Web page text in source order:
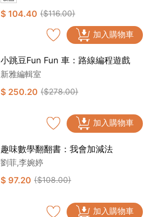
$ 104.40 ($116.00)
加入購物車
小跳豆Fun Fun 車：路線編程遊戲
新雅編輯室
$ 250.20 ($278.00)
加入購物車
趣味數學翻翻書：我會加減法
劉菲,李婉婷
$ 97.20 ($108.00)
加入購物車